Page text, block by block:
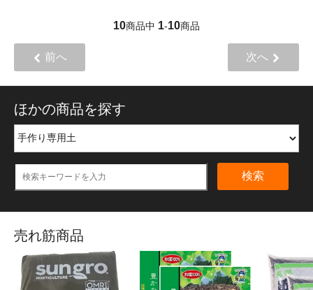
10商品中 1-10商品
前へ 次へ
ほかの商品を探す
検索
売れ筋商品